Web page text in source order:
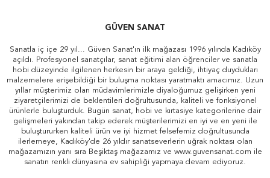
GÜVEN SANAT
Sanatla iç içe 29 yıl... Güven Sanat'ın ilk mağazası 1996 yılında Kadıköy
açıldı. Profesyonel sanatçılar, sanat eğitimi alan öğrenciler ve sanatla
hobi düzeyinde ilgilenen herkesin bir araya geldiği, ihtiyaç duydukları
malzemelere erişebildiği bir buluşma noktası yaratmaktı amacımız. Uzun
yıllar müşterimiz olan müdavimlerimizle diyaloğumuz gelişirken yeni
ziyaretçilerimizi de beklentileri doğrultusunda, kaliteli ve fonksiyonel
ürünlerle buluşturduk. Bugün sanat, hobi ve kırtasiye kategorilerine dair
gelişmeleri yakından takip ederek müşterilerimizi en iyi ve en yeni ile
buluştururken kaliteli ürün ve iyi hizmet felsefemiz doğrultusunda
ilerlemeye, Kadıköy'de 26 yıldır sanatseverlerin uğrak noktası olan
mağazamızın yanı sıra Beşiktaş mağazamız ve www.guvensanat.com ile
sanatın renkli dünyasına ev sahipliği yapmaya devam ediyoruz.